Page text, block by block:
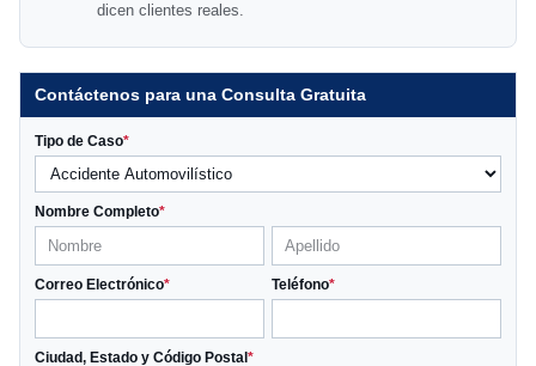
dicen clientes reales.
Contáctenos para una Consulta Gratuita
Tipo de Caso*
Nombre Completo*
Correo Electrónico* Teléfono*
Ciudad, Estado y Código Postal *